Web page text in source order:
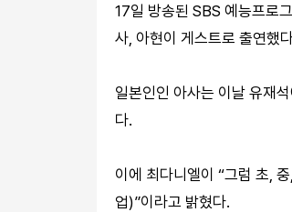
17일 방송된 SBS 예능프로
사, 아현이 게스트로 출연했
일본인인 아사는 이날 유재
다.
이에 최다니엘이 “그럼 초,
업)”이라고 밝혔다.